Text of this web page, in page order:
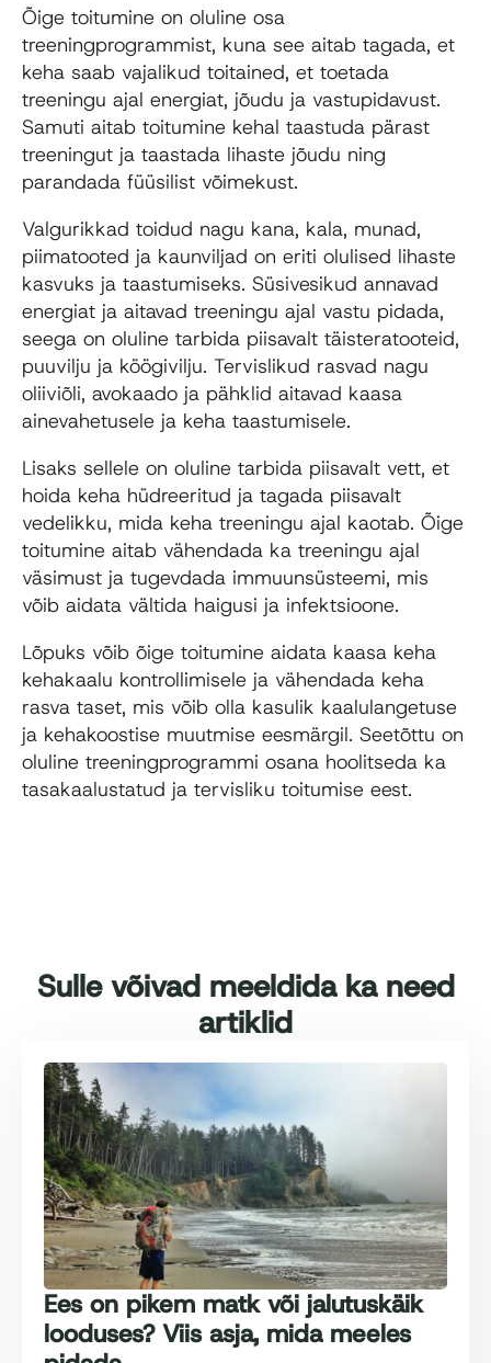
Õige toitumine on oluline osa
treeningprogrammist, kuna see aitab tagada, et
keha saab vajalikud toitained, et toetada
treeningu ajal energiat, jõudu ja vastupidavust.
Samuti aitab toitumine kehal taastuda pärast
treeningut ja taastada lihaste jõudu ning
parandada füüsilist võimekust.
Valgurikkad toidud nagu kana, kala, munad,
piimatooted ja kaunviljad on eriti olulised lihaste
kasvuks ja taastumiseks. Süsivesikud annavad
energiat ja aitavad treeningu ajal vastu pidada,
seega on oluline tarbida piisavalt täisteratooteid,
puuvilju ja köögivilju. Tervislikud rasvad nagu
oliiviõli, avokaado ja pähklid aitavad kaasa
ainevahetusele ja keha taastumisele.
Lisaks sellele on oluline tarbida piisavalt vett, et
hoida keha hüdreeritud ja tagada piisavalt
vedelikku, mida keha treeningu ajal kaotab. Õige
toitumine aitab vähendada ka treeningu ajal
väsimust ja tugevdada immuunsüsteemi, mis
võib aidata vältida haigusi ja infektsioone.
Lõpuks võib õige toitumine aidata kaasa keha
kehakaalu kontrollimisele ja vähendada keha
rasva taset, mis võib olla kasulik kaalulangetuse
ja kehakoostise muutmise eesmärgil. Seetõttu on
oluline treeningprogrammi osana hoolitseda ka
tasakaalustatud ja tervisliku toitumise eest.
Sulle võivad meeldida ka need
artiklid
Ees on pikem matk või jalutuskäik
looduses? Viis asja, mida meeles